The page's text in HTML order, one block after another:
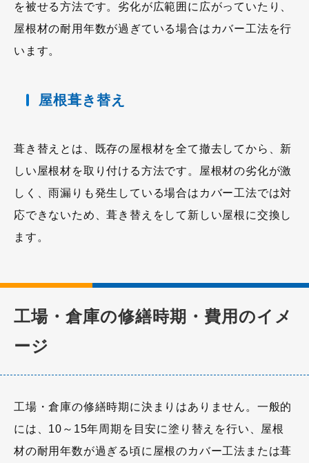
を被せる方法です。劣化が広範囲に広がっていたり、
屋根材の耐用年数が過ぎている場合はカバー工法を行
います。
屋根葺き替え
葺き替えとは、既存の屋根材を全て撤去してから、新
しい屋根材を取り付ける方法です。屋根材の劣化が激
しく、雨漏りも発生している場合はカバー工法では対
応できないため、葺き替えをして新しい屋根に交換し
ます。
工場・倉庫の修繕時期・費用のイメ
ージ
工場・倉庫の修繕時期に決まりはありません。一般的
には、10～15年周期を目安に塗り替えを行い、屋根
材の耐用年数が過ぎる頃に屋根のカバー工法または葺